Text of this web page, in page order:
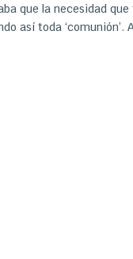
que la necesidad
así toda ‘comunión’.